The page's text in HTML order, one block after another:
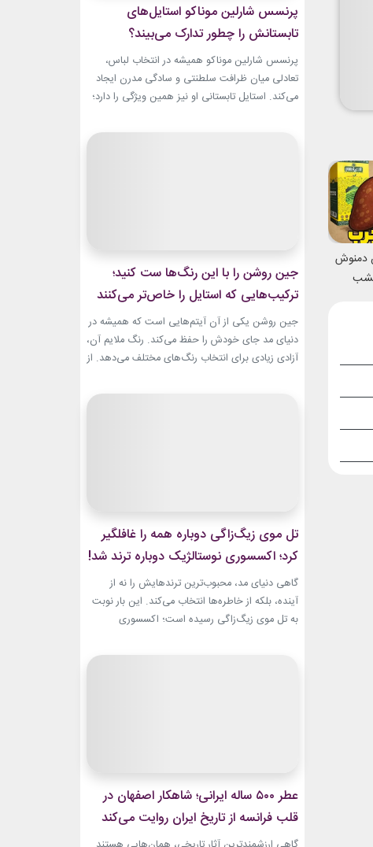
دمنوش
پرنسس شارلین موناکو استایل‌های
تابستانش را چطور تدارک می‌بیند؟
پرنسس شارلین موناکو همیشه در انتخاب لباس،
تعادلی میان ظرافت سلطنتی و سادگی مدرن ایجاد
می‌کند. استایل تابستانی او نیز همین ویژگی را دارد؛
طراحی‌هایی که برای روزهای گرم، هم راحت هستند
جین روشن را با این رنگ‌ها ست کنید؛
ترکیب‌هایی که استایل را خاص‌تر می‌کنند
جین روشن یکی از آن آیتم‌هایی است که همیشه در
دنیای مد جای خودش را حفظ می‌کند. رنگ ملایم آن،
آزادی زیادی برای انتخاب رنگ‌های مختلف می‌دهد. از
مینیمال، جین روشن می‌تواند پایه یک ظاهر شیک و
تل موی زیگ‌زاگی دوباره همه را غافلگیر
کرد؛ اکسسوری نوستالژیک دوباره ترند شد!
گاهی دنیای مد، محبوب‌ترین ترندهایش را نه از
آینده، بلکه از خاطره‌ها انتخاب می‌کند. این بار نوبت
به تل موی زیگ‌زاگی رسیده است؛ اکسسوری‌
اوایل دهه ۲۰۰۰ به یاد دارند و حالا با ظاهری آشنا اما
عطر ۵۰۰ ساله ایرانی؛ شاهکار اصفهان در
قلب فرانسه از تاریخ ایران روایت می‌کند